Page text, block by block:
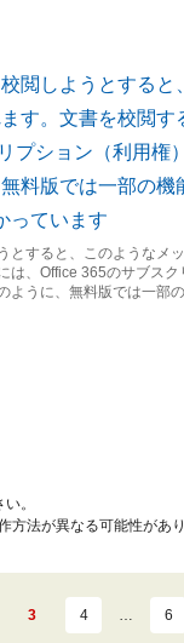
とすると、このようなメ
は、Office 365のサブスク
ように、無料版では一部
。
法が異なる可能性があり
3 4 … 6